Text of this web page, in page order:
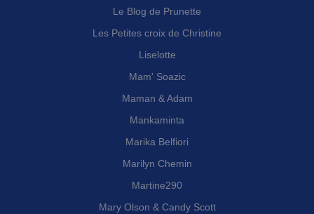
Le Blog de Prunette
Les Petites croix de Christine
Liselotte
Mam' Soazic
Maman & Adam
Mankaminta
Marika Belfiori
Marilyn Chemin
Martine290
Mary Olson & Candy Scott